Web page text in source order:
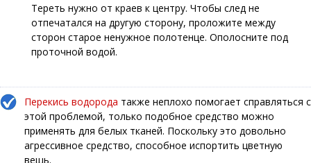
Тереть нужно от краев к центру. Чтобы след не
отпечатался на другую сторону, проложите между
сторон старое ненужное полотенце. Ополосните под
проточной водой.
Перекись водорода также неплохо помогает справляться с
этой проблемой, только подобное средство можно
применять для белых тканей. Поскольку это довольно
агрессивное средство, способное испортить цветную
вещь.